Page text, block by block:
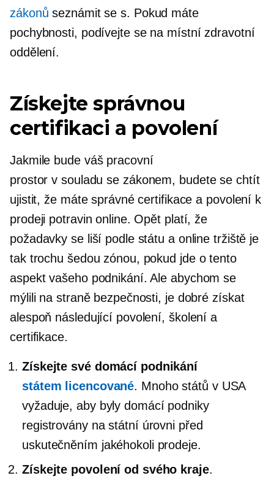
zákonů seznámit se s. Pokud máte
pochybnosti, podívejte se na místní zdravotní
oddělení.
Získejte správnou
certifikaci a povolení
Jakmile bude váš pracovní
prostorv souladu se zákonem, budete se chtít
ujistit, že máte správné certifikace a povolení k
prodeji potravin online. Opět platí, že
požadavky se liší podle státu a online tržiště je
tak trochu šedou zónou, pokud jde o tento
aspekt vašeho podnikání. Ale abychom se
mýlili na straně bezpečnosti, je dobré získat
alespoň následující povolení, školení a
certifikace.
Získejte své domácí podnikání
státem licencované. Mnoho států v USA
vyžaduje, aby byly domácí podniky
registrovány na státní úrovni před
uskutečněním jakéhokoli prodeje.
Získejte povolení od svého kraje.